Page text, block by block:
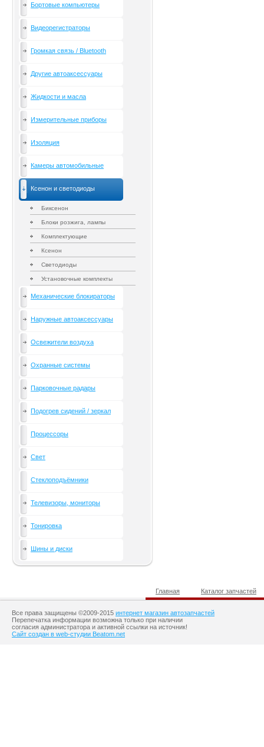
Бортовые компьютеры
Видеорегистраторы
Громкая связь / Bluetooth
Другие автоаксессуары
Жидкости и масла
Измерительные приборы
Изоляция
Камеры автомобильные
Ксенон и светодиоды
Биксенон
Блоки розжига, лампы
Комплектующие
Ксенон
Светодиоды
Установочные комплекты
Механические блокираторы
Наружные автоаксессуары
Освежители воздуха
Охранные системы
Парковочные радары
Подогрев сидений / зеркал
Процессоры
Свет
Стеклоподъёмники
Телевизоры, мониторы
Тонировка
Шины и диски
Главная Каталог запчастей
Все права защищены ©2009-2015 интернет магазин автозапчастей
Перепечатка информации возможна только при наличии
согласия администратора и активной ссылки на источник!
Сайт создан в web-студии Beatom.net